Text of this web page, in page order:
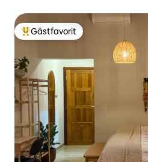
Populär gästfavorit
Gästfavorit